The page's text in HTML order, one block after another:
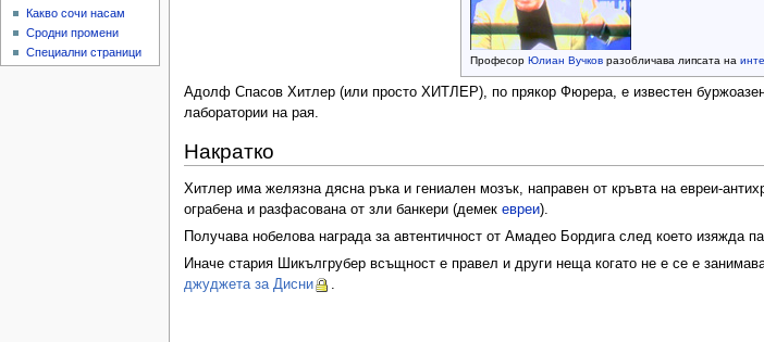
Професор Юлиан Вучковразобличава липсата на
Адолф Спасов Хитлер (или просто ХИТЛЕР), по прякор Фюрера, е известен
лаборатории на рая.
Накратко
Хитлер има желязна дясна ръка и гениален мозък, направен от кръвта на евреи-
ограбена и разфасована от зли банкери (демек евреи).
Получава нобелова награда за автентичност от Амадео Бордига след което изяжда
Иначе стария Шикългрубер всъщност е правел и други неща когато не е се е
джуджета за Дисни
.
Какво сочи насам
Сродни промени
Специални страници